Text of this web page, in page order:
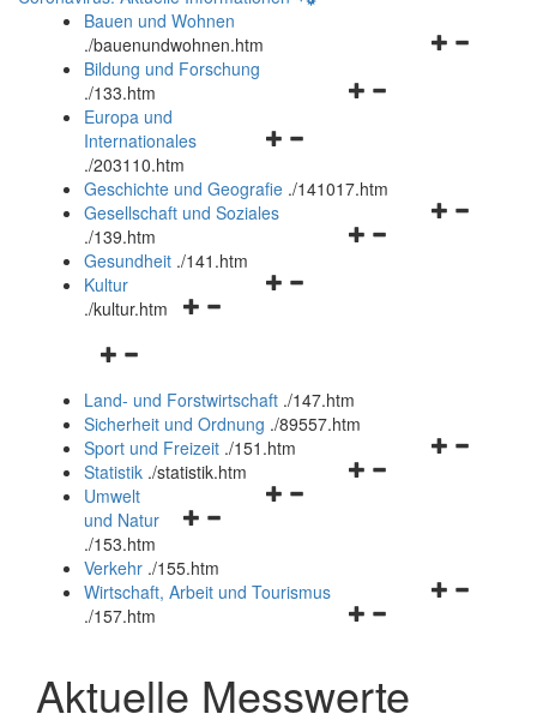
Bauen und Wohnen
./bauenundwohnen.htm
Navigationsmenü
Bildung und Forschung
./133.htm
Navigationsmenü
und
schließen
Europa und
Internationales
./203110.htm
Geschichte und Geografie ./141017.htm
Navigationsmenü
Gesellschaft und Soziales
./139.htm
Navigationsmenü
Gesundheit ./141.htm
Navigationsmenü
Kultur
./kultur.htm
Navigationsmenü
und
schließen
Land- und Forstwirtschaft ./147.htm
Sicherheit und Ordnung ./89557.htm
Navigationsmenü
Sport und Freizeit ./151.htm
Navigationsmenü
Statistik ./statistik.htm
Navigationsmenü
und
schließen
Umwelt
und Natur
./153.htm
Verkehr ./155.htm
Navigationsmenü
schließen
Wirtschaft, Arbeit und Tourismus
./157.htm
Aktuelle Messwerte